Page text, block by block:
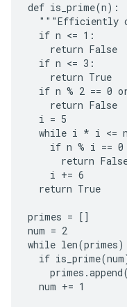
def is_prime(n):
"""Efficiently
  if n <= 1:
    return False
  if n <= 3:
    return True
if n % 2 == 0
    return False
  i = 5
while i * i <=
if n % i ==
return
    i += 6
  return True
primes = []
num = 2
while len(primes)
if
  num += 1